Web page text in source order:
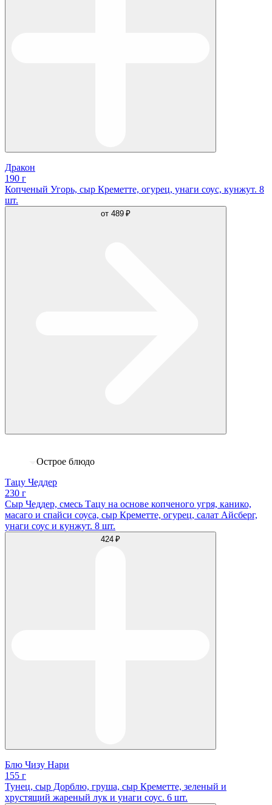
Дракон
190 г
Копченый Угорь, сыр Креметте, огурец, унаги соус, кунжут. 8
шт.
от 489 ₽
Острое блюдо
Тацу Чеддер
230 г
Сыр Чеддер, смесь Тацу на основе копченого угря, канико,
масаго и спайси соуса, сыр Креметте, огурец, салат Айсберг,
унаги соус и кунжут. 8 шт.
424 ₽
Блю Чизу Нари
155 г
Тунец, сыр Дорблю, груша, cыр Креметте, зеленый и
хрустящий жареный лук и унаги соус. 6 шт.